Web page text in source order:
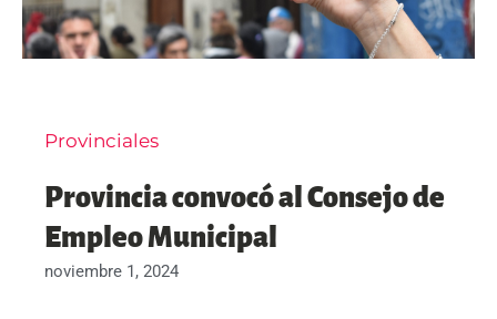
Provinciales
Provincia convocó al Consejo de
Empleo Municipal
noviembre 1, 2024